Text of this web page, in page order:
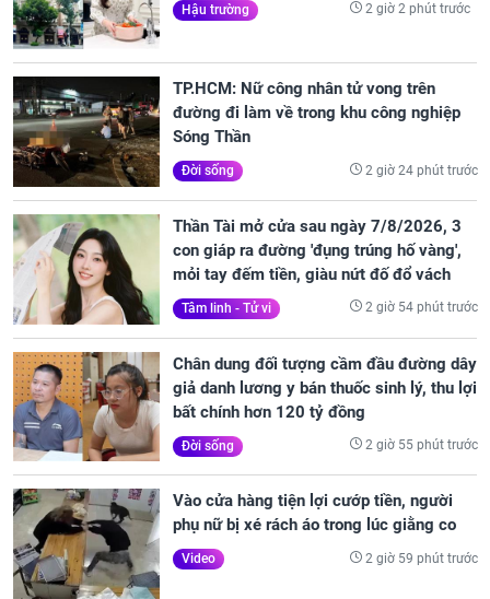
Hậu trường 2 giờ 2 phút trước
TP.HCM: Nữ công nhân tử vong trên
đường đi làm về trong khu công nghiệp
Sóng Thần
Đời sống 2 giờ 24 phút trước
Thần Tài mở cửa sau ngày 7/8/2026, 3
con giáp ra đường 'đụng trúng hố vàng',
mỏi tay đếm tiền, giàu nứt đố đổ vách
Tâm linh - Tử vi 2 giờ 54 phút trước
Chân dung đối tượng cầm đầu đường dây
giả danh lương y bán thuốc sinh lý, thu lợi
bất chính hơn 120 tỷ đồng
Đời sống 2 giờ 55 phút trước
Vào cửa hàng tiện lợi cướp tiền, người
phụ nữ bị xé rách áo trong lúc giằng co
Video 2 giờ 59 phút trước